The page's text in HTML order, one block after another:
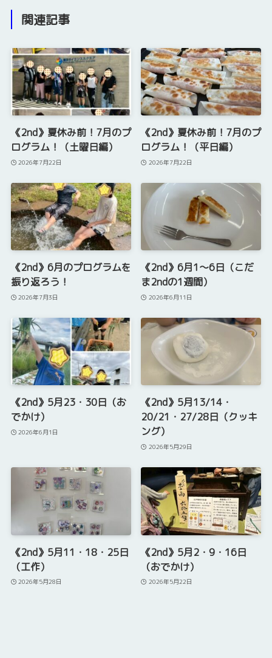
関連記事
《2nd》夏休み前！7月のプ
ログラム！（土曜日編）
2026年7月22日
《2nd》夏休み前！7月のプ
ログラム！（平日編）
2026年7月22日
《2nd》6月のプログラムを
振り返ろう！
2026年7月3日
《2nd》6月1～6日（こだ
ま2ndの1週間）
2026年6月11日
《2nd》5月23・30日（お
でかけ）
2026年6月1日
《2nd》5月13/14・
20/21・27/28日（クッキ
ング）
2026年5月29日
《2nd》5月11・18・25日
（工作）
2026年5月28日
《2nd》5月2・9・16日
（おでかけ）
2026年5月22日